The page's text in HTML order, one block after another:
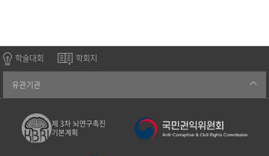
학술대회 학회지
유관기관
제 3차 뇌연구촉진
기본계획